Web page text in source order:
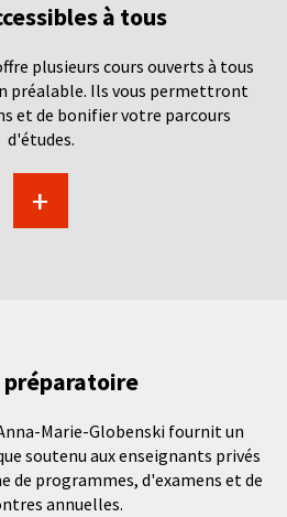
à tous
plusieurs cours ouverts à tous
préalable. Ils vous permettront
et de bonifier votre parcours
d'études.
+
préparatoire
Marie-Globenski fournit un
soutenu aux enseignants privés
de programmes, d'examens et de
annuelles.